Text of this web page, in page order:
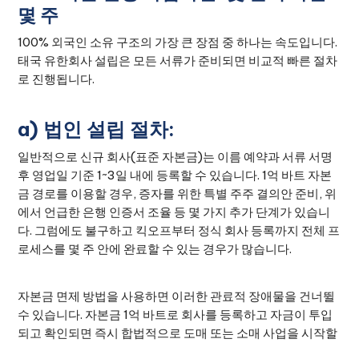
몇 주
100% 외국인 소유 구조의 가장 큰 장점 중 하나는 속도입니다.
태국 유한회사 설립은 모든 서류가 준비되면 비교적 빠른 절차
로 진행됩니다.
a) 법인 설립 절차:
일반적으로 신규 회사(표준 자본금)는 이름 예약과 서류 서명
후 영업일 기준 1~3일 내에 등록할 수 있습니다. 1억 바트 자본
금 경로를 이용할 경우, 증자를 위한 특별 주주 결의안 준비, 위
에서 언급한 은행 인증서 조율 등 몇 가지 추가 단계가 있습니
다. 그럼에도 불구하고 킥오프부터 정식 회사 등록까지 전체 프
로세스를 몇 주 안에 완료할 수 있는 경우가 많습니다.
자본금 면제 방법을 사용하면 이러한 관료적 장애물을 건너뛸
수 있습니다. 자본금 1억 바트로 회사를 등록하고 자금이 투입
되고 확인되면 즉시 합법적으로 도매 또는 소매 사업을 시작할